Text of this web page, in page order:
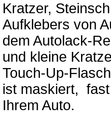
Kratzer,
Aufklebers von
dem Autolack-
und kleine
Touch-Up-
ist maskiert,
Ihrem Auto.